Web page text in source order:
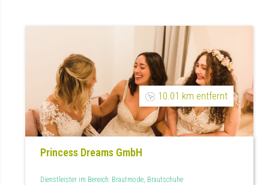
10.01 km entfernt
Princess Dreams GmbH
Dienstleister im Bereich: Brautmode, Brautschuhe